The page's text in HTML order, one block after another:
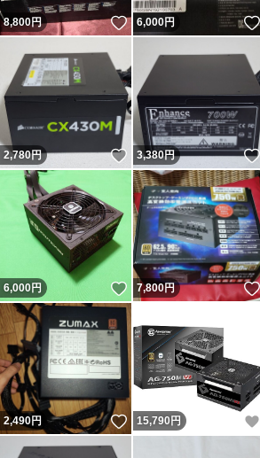
8,800円 いいね！
6,000円
2,780円 いいね！
3,380円
6,000円 いいね！
7,800円
2,490円 いいね！
15,790 円